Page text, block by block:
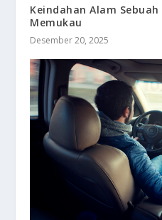
Keindahan Alam
Memukau
Desember 20, 2025